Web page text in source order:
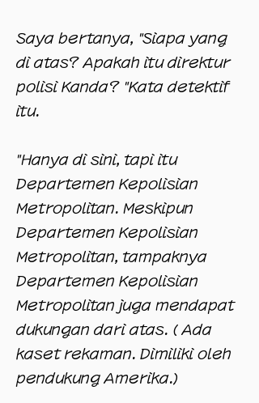
Saya bertanya, "Siapa yang
di atas? Apakah itu direktur
polisi Kanda? "Kata detektif
itu.
"Hanya di sini, tapi itu
Departemen Kepolisian
Metropolitan. Meskipun
Departemen Kepolisian
Metropolitan, tampaknya
Departemen Kepolisian
Metropolitan juga mendapat
dukungan dari atas. ( Ada
kaset rekaman. Dimiliki oleh
pendukung Amerika.)